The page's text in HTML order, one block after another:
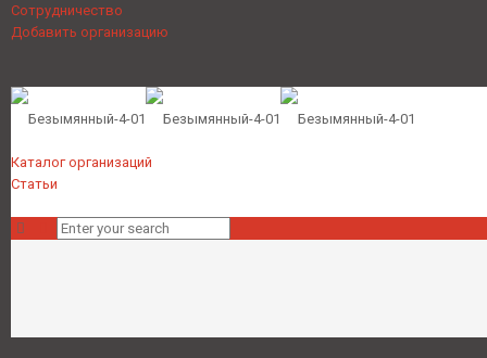
Сотрудничество
Добавить организацию
Каталог организаций
Статьи